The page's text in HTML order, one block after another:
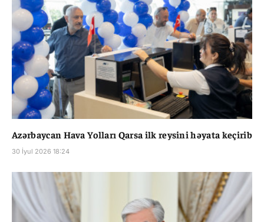
Azərbaycan Hava Yolları Qarsa ilk reysini həyata keçirib
30 İyul 2026 18:24